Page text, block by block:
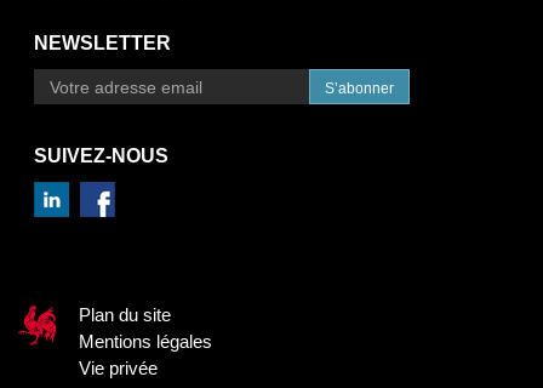
NEWSLETTER
S’abonner
SUIVEZ-NOUS
Plan du site
Mentions légales
Vie privée